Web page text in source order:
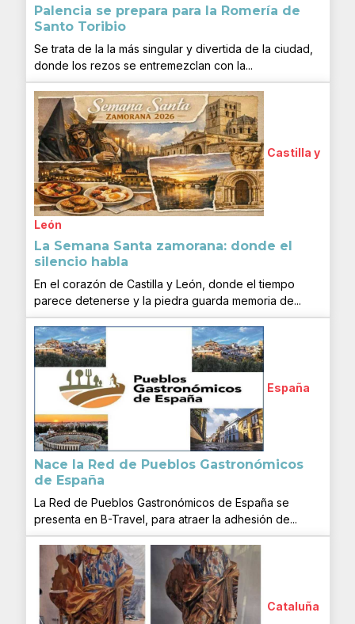
Palencia se prepara para la Romería de
Santo Toribio
Se trata de la la más singular y divertida de la ciudad,
donde los rezos se entremezclan con la...
Castilla y
León
La Semana Santa zamorana: donde el
silencio habla
En el corazón de Castilla y León, donde el tiempo
parece detenerse y la piedra guarda memoria de...
España
Nace la Red de Pueblos Gastronómicos
de España
La Red de Pueblos Gastronómicos de España se
presenta en B-Travel, para atraer la adhesión de...
Cataluña